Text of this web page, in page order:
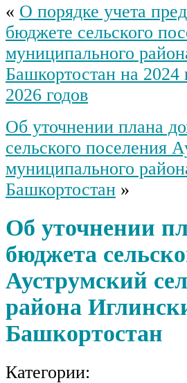
« О порядке учета
бюджете сельского
муниципального
Башкортостан на
2026 годов
Об уточнении плана
сельского поселения
муниципального
Башкортостан »
Об уточнении
бюджета
Ауструмский
района
Башкортостан
Категории: